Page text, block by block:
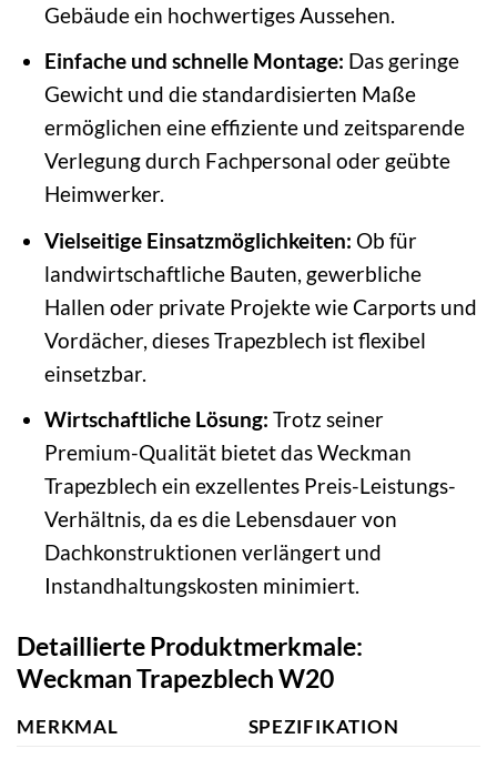
Gebäude ein hochwertiges Aussehen.
Einfache und schnelle Montage: Das geringe
Gewicht und die standardisierten Maße
ermöglichen eine effiziente und zeitsparende
Verlegung durch Fachpersonal oder geübte
Heimwerker.
Vielseitige Einsatzmöglichkeiten: Ob für
landwirtschaftliche Bauten, gewerbliche
Hallen oder private Projekte wie Carports und
Vordächer, dieses Trapezblech ist flexibel
einsetzbar.
Wirtschaftliche Lösung: Trotz seiner
Premium-Qualität bietet das Weckman
Trapezblech ein exzellentes Preis-Leistungs-
Verhältnis, da es die Lebensdauer von
Dachkonstruktionen verlängert und
Instandhaltungskosten minimiert.
Detaillierte Produktmerkmale:
Weckman Trapezblech W20
MERKMAL
SPEZIFIKATION